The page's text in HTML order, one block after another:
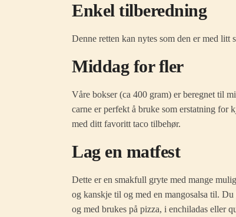
Enkel tilberedning
Denne retten kan nytes som den er med
Middag for fler
Våre bokser (ca 400 gram) er beregnet til
carne er perfekt å bruke som erstatning for
med ditt favoritt taco tilbehør.
Lag en matfest
Dette er en smakfull gryte med mange
og kanskje til og med en mangosalsa til.
og med brukes på pizza, i enchiladas eller